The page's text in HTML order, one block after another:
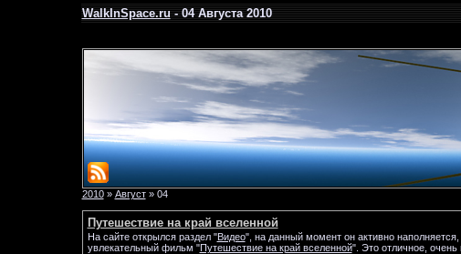
WalkInSpace.ru- 04 Августа 2010
2010 » Август » 04
Путешествие на край вселенной
На сайте открылся раздел "Видео", на данный момент он активно
увлекательный фильм "Путешествие на край вселенной". Это отличное, очень